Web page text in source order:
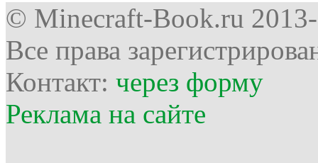
© Minecraft-Book.ru
Все права
Контакт: через форму
Реклама на сайте